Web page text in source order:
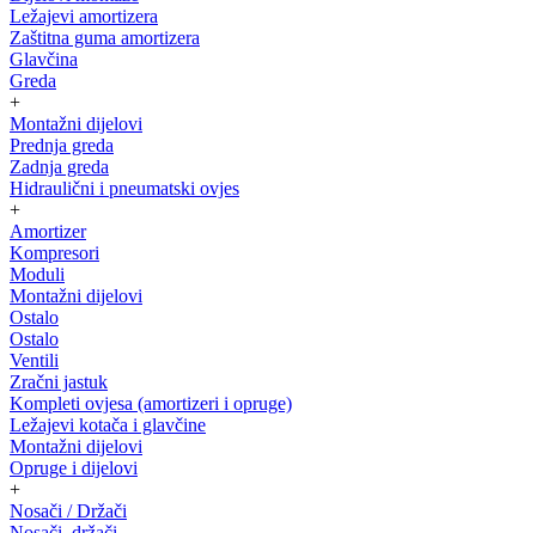
Ležajevi amortizera
Zaštitna guma amortizera
Glavčina
Greda
+
Montažni dijelovi
Prednja greda
Zadnja greda
Hidraulični i pneumatski ovjes
+
Amortizer
Kompresori
Moduli
Montažni dijelovi
Ostalo
Ostalo
Ventili
Zračni jastuk
Kompleti ovjesa (amortizeri i opruge)
Ležajevi kotača i glavčine
Montažni dijelovi
Opruge i dijelovi
+
Nosači / Držači